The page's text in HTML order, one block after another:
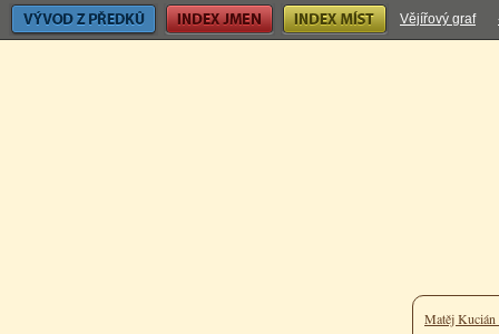
Vývod z předků Index jmen Index míst Vějířový graf
Matěj Kucián